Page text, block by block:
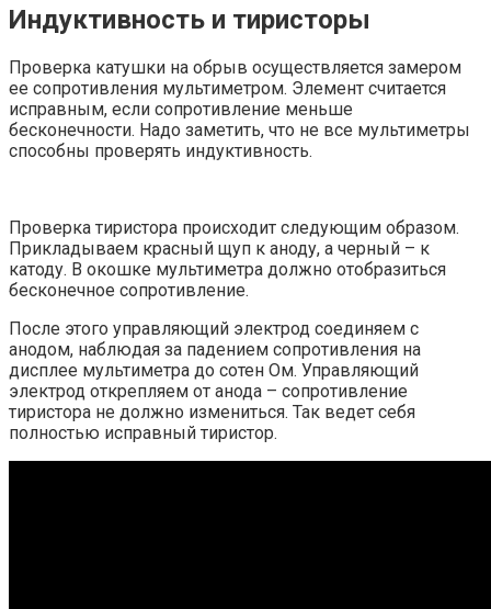
Индуктивность и тиристоры
Проверка катушки на обрыв осуществляется замером
ее сопротивления мультиметром. Элемент считается
исправным, если сопротивление меньше
бесконечности. Надо заметить, что не все мультиметры
способны проверять индуктивность.
Проверка тиристора происходит следующим образом.
Прикладываем красный щуп к аноду, а черный – к
катоду. В окошке мультиметра должно отобразиться
бесконечное сопротивление.
После этого управляющий электрод соединяем с
анодом, наблюдая за падением сопротивления на
дисплее мультиметра до сотен Ом. Управляющий
электрод открепляем от анода – сопротивление
тиристора не должно измениться. Так ведет себя
полностью исправный тиристор.